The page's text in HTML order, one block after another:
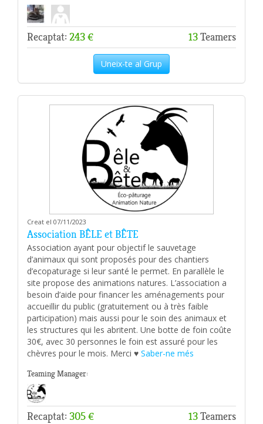
Recaptat: 243 € 13Teamers
Uneix-te al Grup
Creat el 07/11/2023
Association BÊLE et BÊTE
Association ayant pour objectif le sauvetage
d’animaux qui sont proposés pour des chantiers
d’ecopaturage si leur santé le permet. En parallèle le
site propose des animations natures. L’association a
besoin d’aide pour financer les aménagements pour
accueillir du public (gratuitement ou à très faible
participation) mais aussi pour le soin des animaux et
les structures qui les abritent. Une botte de foin coûte
30€, avec 30 personnes le foin est assuré pour les
chèvres pour le mois. Merci ♥️ Saber-ne més
Teaming Manager:
Recaptat: 305 € 13Teamers